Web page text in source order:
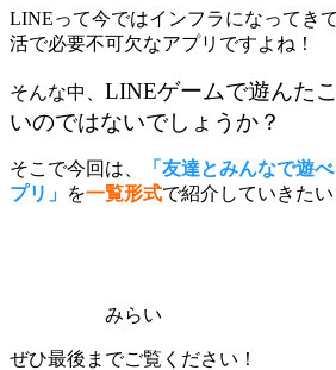
LINEって今ではインフラになってき
活で必要不可欠なアプリですよね！
そんな中、 LINEゲームで遊んた
いのではないでしょうか？
そこで今回は、
「友達とみんなで遊
プリ」 を一覧形式で紹介していきたい
みらい
ぜひ最後までご覧ください！